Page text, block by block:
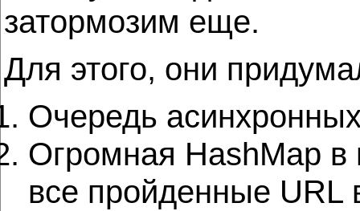
затормозим еще.
Для этого, они
Очередь
Огромная HashMap в
все пройденные URL